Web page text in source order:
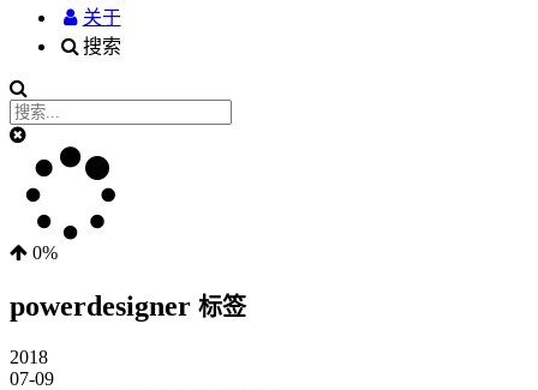
关于
搜索
0%
powerdesigner 标签
2018
07-09